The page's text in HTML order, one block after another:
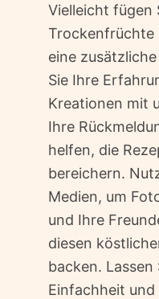
Vielleicht fügen
Trockenfrüchte
eine
Sie Ihre
Kreationen mit
Ihre
helfen, die
bereichern.
Medien, um
und Ihre
diesen
backen.
Einfachheit und